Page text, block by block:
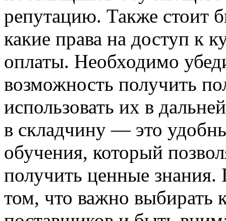
репутацию. Также стоит
какие права на доступ к
оплаты. Необходимо
возможность получить
использовать их в
в складчину — это
обучения, который
получить ценные
том, что важно выбирать